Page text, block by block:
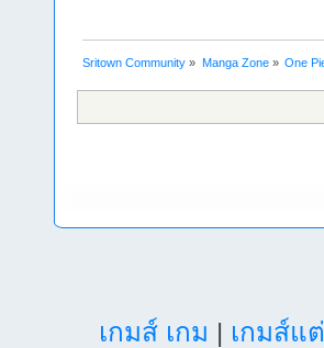
Sritown Community » Manga Zone» One
เกมส์ เกม | เกมส์แ